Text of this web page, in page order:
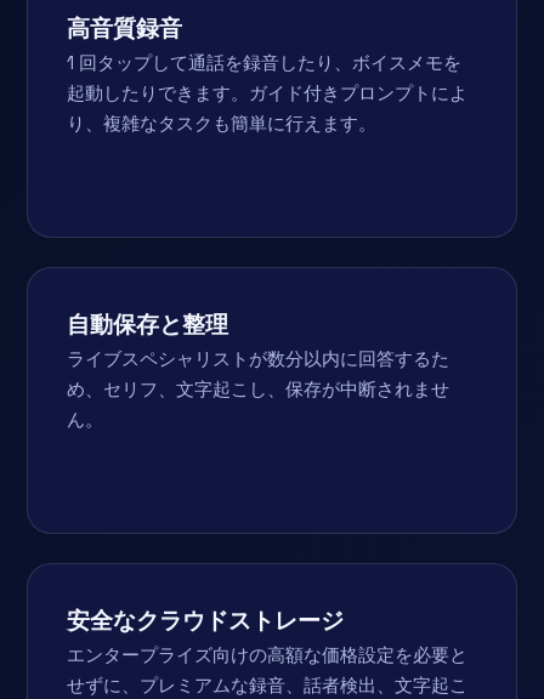
高音質録音
1 回タップして通話を録音したり、ボイスメモを
起動したりできます。ガイド付きプロンプトによ
り、複雑なタスクも簡単に行えます。
自動保存と整理
ライブスペシャリストが数分以内に回答するた
め、セリフ、文字起こし、保存が中断されませ
ん。
安全なクラウドストレージ
エンタープライズ向けの高額な価格設定を必要と
せずに、プレミアムな録音、話者検出、文字起こ